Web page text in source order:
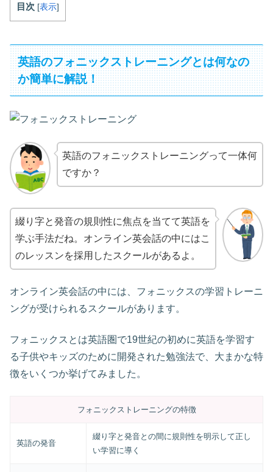
目次 [表示]
英語のフォニックストレーニングとは何なの
か簡単に解説！
英語のフォニックストレーニングって一体何
ですか？
綴り字と発音の規則性に焦点を当てて英語を
学ぶ手法だね。オンライン英会話の中にはこ
のレッスンを採用したスクールがあるよ。
オンライン英会話の中には、フォニックスの学習トレーニ
ングが受けられるスクールがあります。
フォニックスとは英語圏で19世紀の初めに英語を学習す
る子供やキッズのために開発された勉強法で、大まかな特
徴をいくつか挙げてみました。
フォニックストレーニングの特徴
英語の発音
綴り字と発音との間に規則性を明示して正し
い学習に導く